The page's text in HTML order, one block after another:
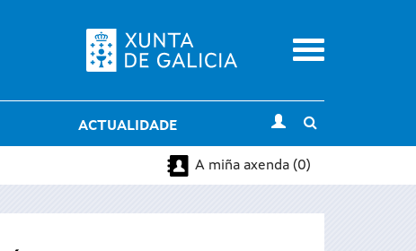
Menu
ACTUALIDADE
search
A miña axenda (0)